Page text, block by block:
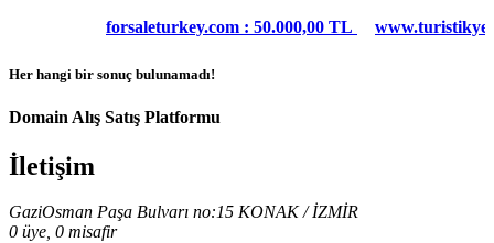
forsaleturkey.com : 50.000,00 TL
Her hangi bir sonuç bulunamadı!
Domain Alış Satış Platformu
İletişim
GaziOsman Paşa Bulvarı no:15 KONAK / İZMİR
0 üye, 0 misafir